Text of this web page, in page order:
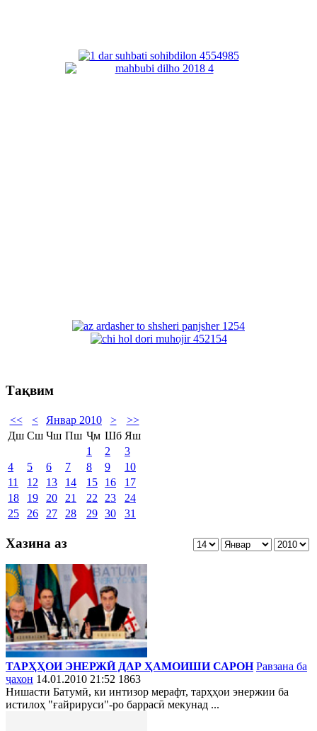
Тақвим
<< < Январ 2010 >
>>
Дш Сш Чш Пш Ҷм Шб Яш
1
2
3
4
5 6 7 8 9
10
11
12 13 14 15 16
17
18
19 20 21 22 23
24
25
26 27 28 29 30 31
Хазина аз
ТАРҲҲОИ ЭНЕРЖӢ ДАР ҲАМОИШИ САРОН Равзана ба
ҷахон 14.01.2010 21:52 1863
Нишасти Батумӣ, ки интизор мерафт, тарҳҳои энержии ба
истилоҳ "ғайрируси"-ро баррасӣ мекунад ...